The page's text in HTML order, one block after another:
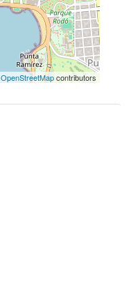
OpenStreetMapcontributors